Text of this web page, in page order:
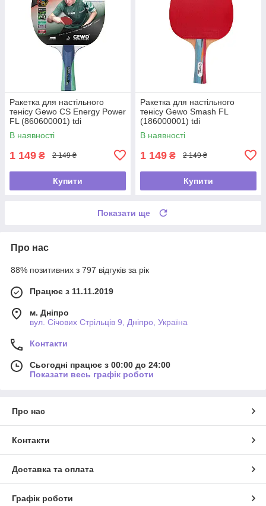
Ракетка для настільного
тенісу Gewo CS Energy Power
FL (860600001) tdi
В наявності
1 149 ₴ 2 149 ₴
Купити
Ракетка для настільного
тенісу Gewo Smash FL
(186000001) tdi
В наявності
1 149 ₴ 2 149 ₴
Купити
Показати ще
Про нас
88% позитивних з 797 відгуків за рік
Працює з 11.11.2019
м. Дніпро
вул. Січових Стрільців 9, Дніпро, Україна
Контакти
Сьогодні працює з 00:00 до 24:00
Показати весь графік роботи
Про нас
Контакти
Доставка та оплата
Графік роботи